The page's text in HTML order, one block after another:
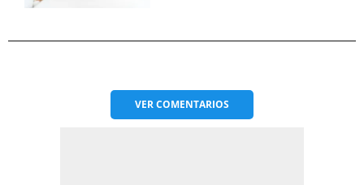
VERCOMENTARIOS